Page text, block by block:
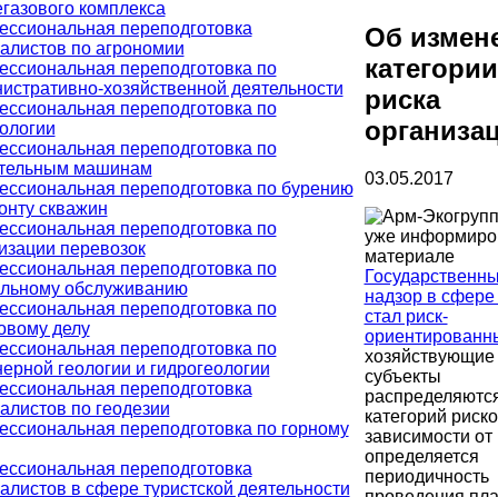
комплекса
переподготовка
по агрономии
переподготовка по
хозяйственной деятельности
переподготовка по
переподготовка по
машинам
переподготовка по бурению
скважин
переподготовка по
перевозок
переподготовка по
обслуживанию
переподготовка по
делу
переподготовка по
геологии и гидрогеологии
переподготовка
по геодезии
переподготовка по горному
переподготовка
в сфере туристской деятельности
Об
категории
риска
03.05.2017
уже
материале
надзор в сфере
стал риск-
хозяйствующие
субъекты
категорий
зависимости от
определяется
периодичность